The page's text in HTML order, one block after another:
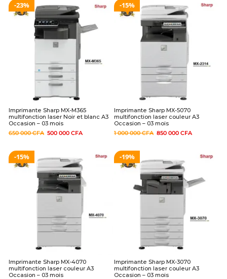
23%
Imprimante Sharp MX-M365
multifonction laser Noir et blanc A3
Occasion – 03 mois
650 000CFA 500 000 CFA
15%
Imprimante Sharp MX-5070
multifonction laser couleur A3
Occasion – 03 mois
1 000 000CFA 850 000 CFA
15%
Imprimante Sharp MX-4070
multifonction laser couleur A3
Occasion – 03 mois
19%
Imprimante Sharp MX-3070
multifonction laser couleur A3
Occasion – 03 mois